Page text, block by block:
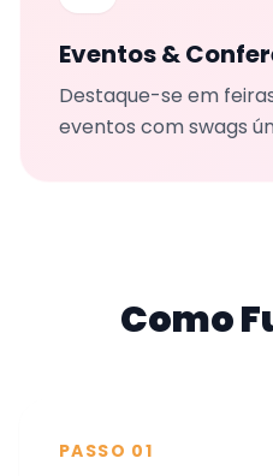
Eventos &
Destaque-se em
eventos com swags
Como
PASSO 01